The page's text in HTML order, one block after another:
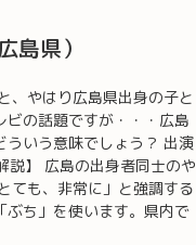
島県）
、やはり広島県出身の子と
の話題ですが・・・広島
ういう意味でしょう？ 出演
広島の出身者同士のや
ても、非常に」と強調する
ぶち」を使います。県内で